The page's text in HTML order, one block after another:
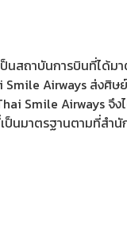
เป็นสถาบันการบินที่ไ
Smile Airways ส่ง
Smile Airways จึ
นมาตรฐานตามที่สำ